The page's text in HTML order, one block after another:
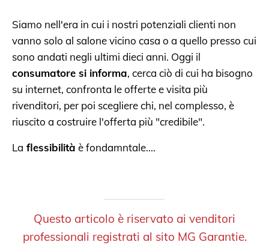
Siamo nell'era in cui i nostri potenziali clienti non
vanno solo al salone vicino casa o a quello presso cui
sono andati negli ultimi dieci anni. Oggi il
consumatore si informa, cerca ciò di cui ha bisogno
su internet, confronta le offerte e visita più
rivenditori, per poi scegliere chi, nel complesso, è
riuscito a costruire l'offerta più "credibile".
La flessibilità è fondamntale....
Questo articolo è riservato ai venditori
professionali registrati al sito MG Garantie.